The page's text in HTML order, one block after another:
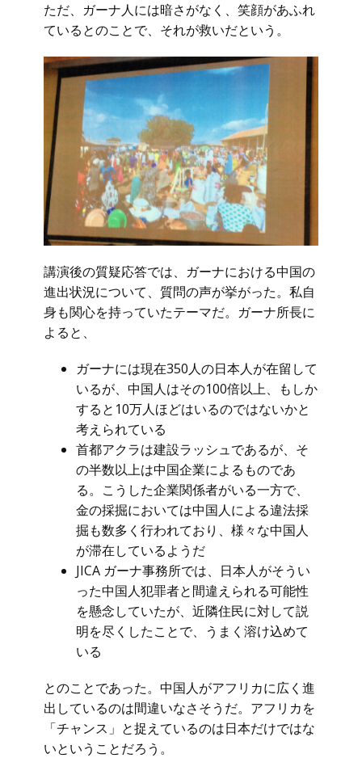
ただ、ガーナ人には暗さがなく、笑顔があふれ
ているとのことで、それが救いだという。
講演後の質疑応答では、ガーナにおける中国の
進出状況について、質問の声が挙がった。私自
身も関心を持っていたテーマだ。ガーナ所長に
よると、
ガーナには現在350人の日本人が在留して
いるが、中国人はその100倍以上、もしか
すると10万人ほどはいるのではないかと
考えられている
首都アクラは建設ラッシュであるが、そ
の半数以上は中国企業によるものであ
る。こうした企業関係者がいる一方で、
金の採掘においては中国人による違法採
掘も数多く行われており、様々な中国人
が滞在しているようだ
JICA ガーナ事務所では、日本人がそうい
った中国人犯罪者と間違えられる可能性
を懸念していたが、近隣住民に対して説
明を尽くしたことで、うまく溶け込めて
いる
とのことであった。中国人がアフリカに広く進
出しているのは間違いなさそうだ。アフリカを
「チャンス」と捉えているのは日本だけではな
いということだろう。